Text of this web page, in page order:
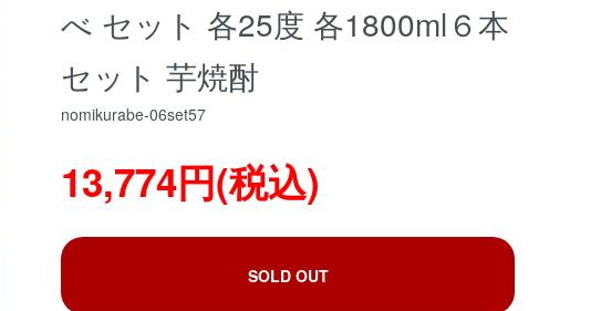
べ セット 各25度 各1800ml６本
セット 芋焼酎
nomikurabe-06set57
13,774円(税込)
SOLD OUT